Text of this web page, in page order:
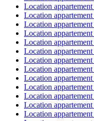
Location appartement
Location appartement
Location appartement
Location appartement
Location appartement
Location appartement
Location appartement
Location appartement
Location appartement
Location appartement
Location appartement
Location appartement
Location appartement